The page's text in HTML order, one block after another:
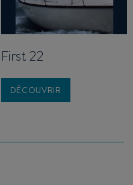
First 22
DÉCOUVRIR